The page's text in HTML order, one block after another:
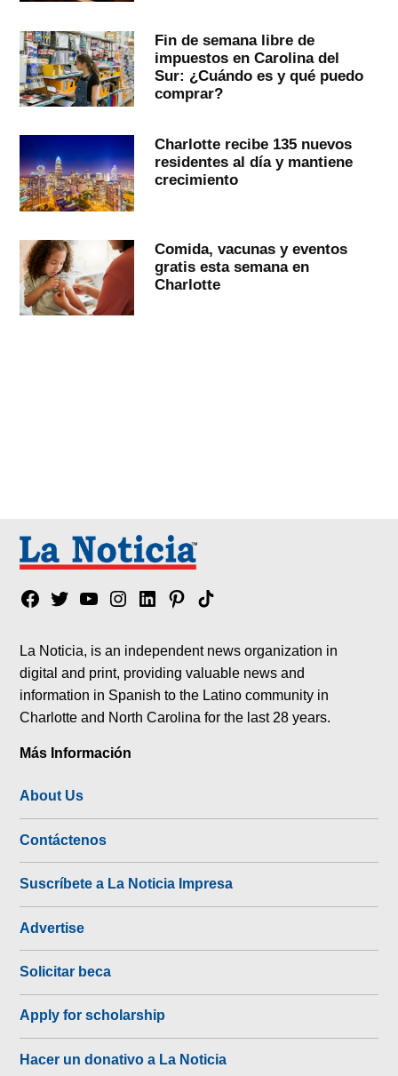
Fin de semana libre de
impuestos en Carolina del
Sur: ¿Cuándo es y qué puedo
comprar?
Charlotte recibe 135 nuevos
residentes al día y mantiene
crecimiento
Comida, vacunas y eventos
gratis esta semana en
Charlotte
Facebook
TwitterYouTubeInstagram
LinkedinPinterest
Tik
La Noticia, is an independent news organization in
digital and print, providing valuable news and
information in Spanish to the Latino community in
Charlotte and North Carolina for the last 28 years.
Más Información
About Us
Contáctenos
Suscríbete a La Noticia Impresa
Advertise
Solicitar beca
Apply for scholarship
Hacer un donativo a La Noticia